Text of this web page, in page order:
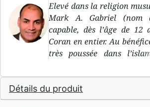
Elevé dans la religion
Mark A. Gabriel (nom
capable, dès l’âge de
Coran en entier. Au
très poussée dans
professeur d’histoire
Al-Azhar du Caire.
le «politiquement
fini par adopter la foi
Détails du produit